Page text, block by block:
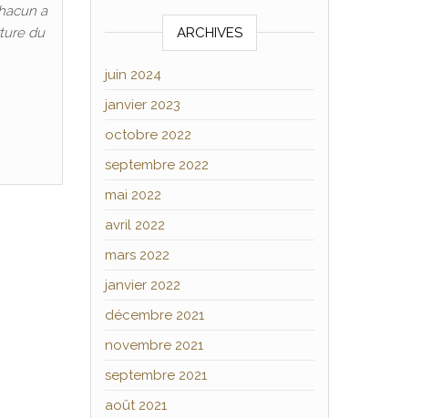
a
du
ARCHIVES
juin 2024
janvier 2023
octobre 2022
septembre 2022
mai 2022
avril 2022
mars 2022
janvier 2022
décembre 2021
novembre 2021
septembre 2021
août 2021